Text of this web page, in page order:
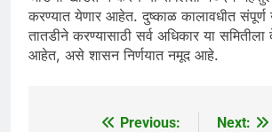
करण्यात येणार आहेत. दुष्काळ कालावधीत संपूर्ण
तातडीने करण्यासाठी सर्व अधिकार या
आहेत, असे शासन निर्णयात नमूद आहे.
Previous:
Next: